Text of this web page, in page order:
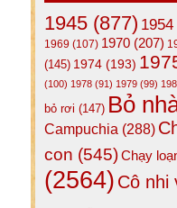
1945 (877) 1954
1969 (107) 1970 (207)
(145) 1974 (193)
(100) 1978 (91) 1979 (99)
bỏ rơi (147) Bỏ
Campuchia (288)
con (545)Chạy
(2564) Cô nhi